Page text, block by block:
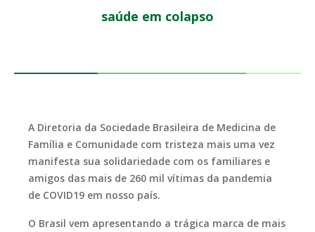
saúde em colapso
A Diretoria da Sociedade Brasileira de Medicina de
Família e Comunidade com tristeza mais uma vez
manifesta sua solidariedade com os familiares e
amigos das mais de 260 mil vítimas da pandemia
de COVID19 em nosso país.
O Brasil vem apresentando a trágica marca de mais